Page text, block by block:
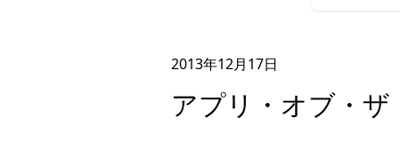
2013年12月17日
アプリ・オブ・